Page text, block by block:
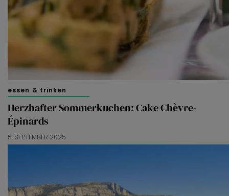
essen & trinken
Herzhafter Sommerkuchen: Cake Chèvre-
Épinards
5. SEPTEMBER 2025